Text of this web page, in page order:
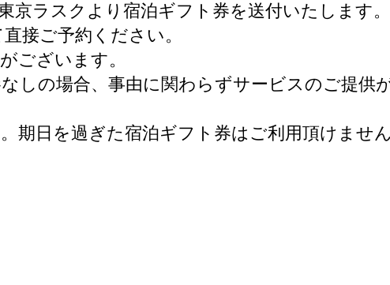
ラスクより宿泊ギフト券を送付いたします。
接ご予約ください。
ございます。
しの場合、事由に関わらずサービスのご提供
日を過ぎた宿泊ギフト券はご利用頂けません